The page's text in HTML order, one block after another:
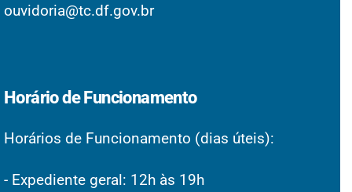
ouvidoria@tc.df.gov.br
Horário de Funcionamento
Horários de Funcionamento (dias úteis):
- Expediente geral: 12h às 19h